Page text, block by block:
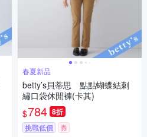
春夏新品
betty’s貝蒂思 點點蝴蝶結刺
繡口袋休閒褲(卡其)
$784 8折
挑戰低價 券